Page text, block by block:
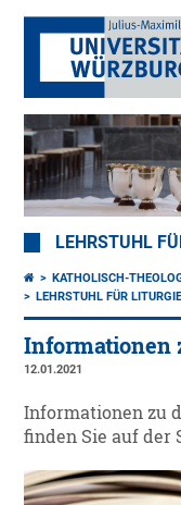
LEHRSTUHL
KATHOLISCH-
LEHRSTUHL FÜR
Informationen
12.01.2021
Informationen zu
finden Sie auf der